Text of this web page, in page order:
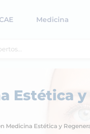
Medicina
Estética
Medicina Estética y